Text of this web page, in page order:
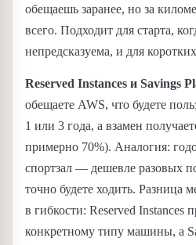
обещаешь заранее, но за
всего. Подходит для старта,
непредсказуема, и для
Reserved Instances и Savings
обещаете AWS, что будете
1 или 3 года, а взамен
примерно 70%). Аналогия:
спортзал — дешевле разовых
точно будете ходить. Разница
в гибкости: Reserved Instances
конкретному типу машины, а